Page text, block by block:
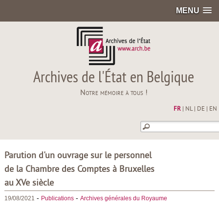
MENU
Archives de l'État en Belgique
Notre mémoire à tous !
FR| NL| DE EN
Parution d'un ouvrage sur le personnel
de la Chambre des Comptes à Bruxelles
au XVe siècle
19/08/2021 - Publications- Archives générales du Royaume